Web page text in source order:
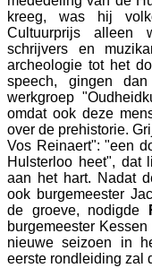
kreeg, was hij
Cultuurprijs alleen
schrijvers en
archeologie tot het
speech, gingen
werkgroep
omdat ook deze
over de prehistorie.
Vos Reinaert": "een
Hulsterloo heet", dat
aan het hart. Nadat
ook burgemeester
de groeve, nodigde
burgemeester
nieuwe seizoen in
eerste rondleiding zal